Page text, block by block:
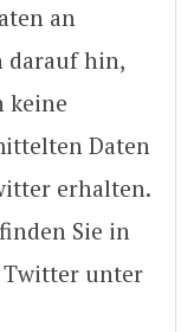
an
darauf hin,
keine
Daten
erhalten.
Sie in
Twitter unter